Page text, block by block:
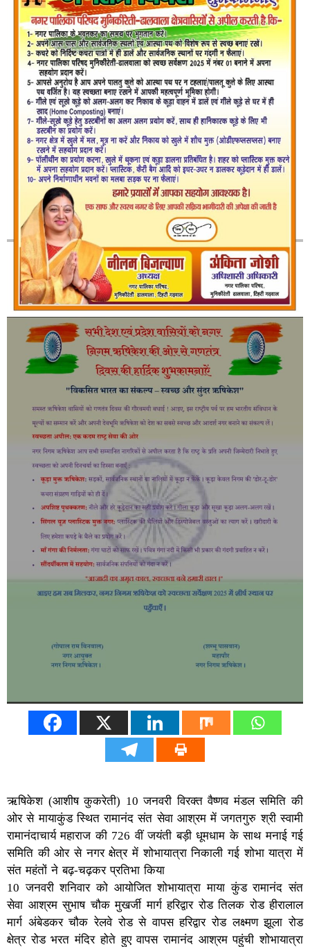
ऋषिकेश (आशीष कुकरेती) 10 जनवरी विरक्त वैष्णव मंडल समिति की
ओर से मायाकुंड स्थित रामानंद संत सेवा आश्रम में जगतगुरु श्री स्वामी
रामानंदाचार्य महाराज की 726 वीं जयंती बड़ी धूमधाम के साथ मनाई गई
समिति की ओर से नगर क्षेत्र में शोभायात्रा निकाली गई शोभा यात्रा में
संत महंतों ने बढ़-चढ़कर प्रतिभा किया
10 जनवरी शनिवार को आयोजित शोभायात्रा माया कुंड रामानंद संत
सेवा आश्रम सुभाष चौक मुखर्जी मार्ग हरिद्वार रोड तिलक रोड हीरालाल
मार्ग अंबेडकर चौक रेलवे रोड से वापस हरिद्वार रोड लक्ष्मण झूला रोड
क्षेत्र रोड भरत मंदिर होते हुए वापस रामानंद आश्रम पहुंची शोभायात्रा